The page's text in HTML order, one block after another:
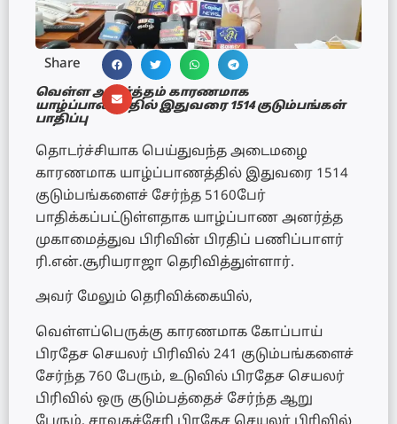
Share
வெள்ள அனர்த்தம் காரணமாக
யாழ்ப்பாணத்தில் இதுவரை 1514 குடும்பங்கள்
பாதிப்பு
தொடர்ச்சியாக பெய்துவந்த அடைமழை
காரணமாக யாழ்ப்பாணத்தில் இதுவரை 1514
குடும்பங்களைச் சேர்ந்த 5160பேர்
பாதிக்கப்பட்டுள்ளதாக யாழ்ப்பாண அனர்த்த
முகாமைத்துவ பிரிவின் பிரதிப் பணிப்பாளர்
ரி.என்.சூரியராஜா தெரிவித்துள்ளார்.
அவர் மேலும் தெரிவிக்கையில்,
வெள்ளப்பெருக்கு காரணமாக கோப்பாய்
பிரதேச செயலர் பிரிவில் 241 குடும்பங்களைச்
சேர்ந்த 760 பேரும், உடுவில் பிரதேச செயலர்
பிரிவில் ஒரு குடும்பத்தைச் சேர்ந்த ஆறு